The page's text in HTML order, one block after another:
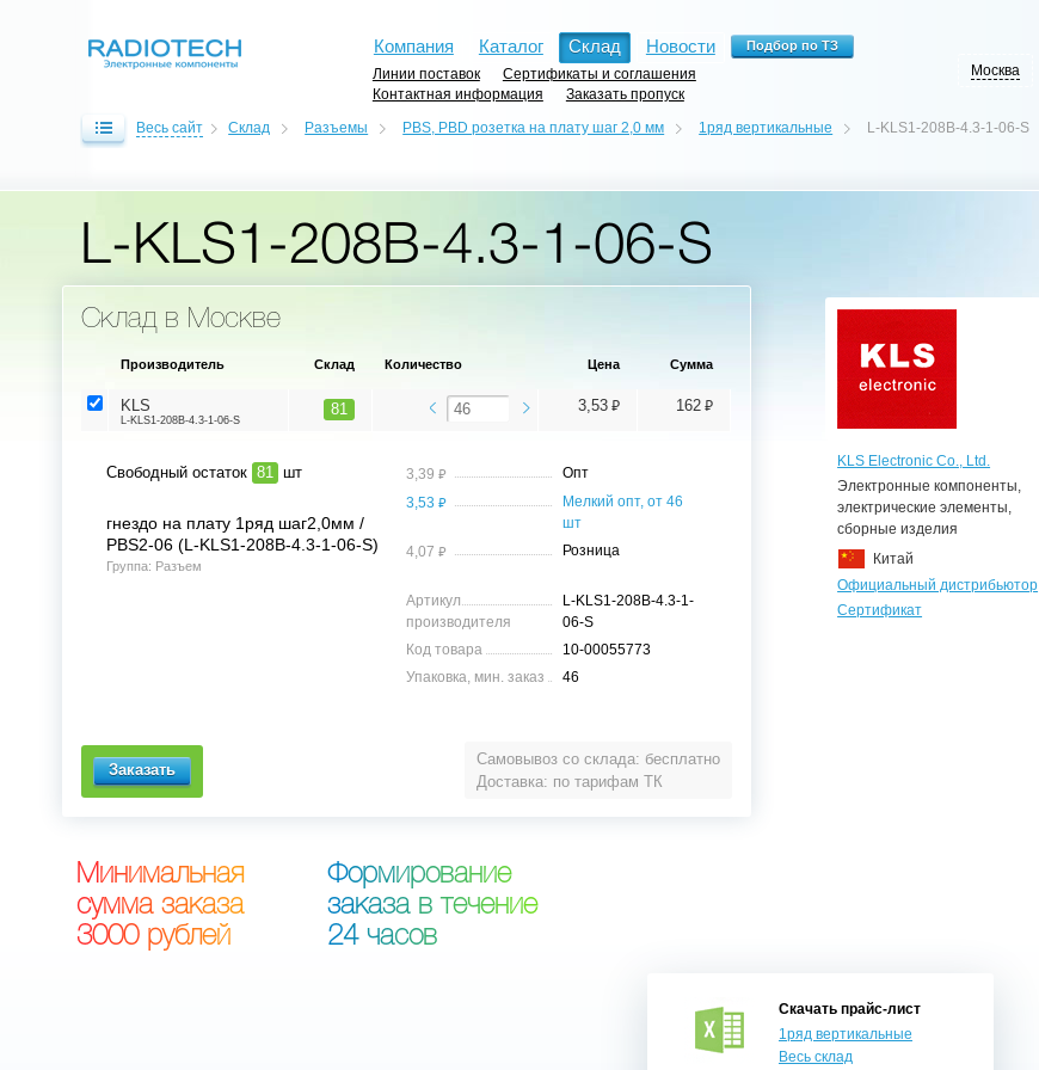
Компания Каталог Склад Новости
Линии поставок
Сертификаты и соглашения
Контактная информация
Заказать пропуск
Москва
Весь сайт Склад Разъемы PBS, PBD розетка на плату шаг 2,0 мм 1ряд вертикальные L-KLS1-208B-4.3-1-06-S
L-KLS1-208B-4.3-1-06-S
Склад в Москве
Самовывоз со склада: бесплатно
Доставка: по тарифам ТК
Производитель Склад Количество Цена Сумма
KLS
L-KLS1-208B-4.3-1-06-S
81 3,53 ⃏ 162 ⃏
Свободный остаток 81 шт
гнездо на плату 1ряд шаг2,0мм /
PBS2-06 (L-KLS1-208B-4.3-1-06-S)
Группа: Разъем
3,39 ⃏
Опт
3,53 ⃏
Мелкий опт, от 46
шт
4,07 ⃏ Розница
Артикул
производителя
L-KLS1-208B-4.3-1-
06-S
Код товара
10-00055773
Упаковка, мин. заказ
46
KLS Electronic Co., Ltd.
Электронные компоненты,
электрические элементы,
сборные изделия
Китай
Официальный дистрибьютор
Сертификат
Минимальная
сумма заказа
3000 рублей
Формирование
заказа в течение
24 часов
Скачать прайс-лист
1ряд вертикальные
Весь склад